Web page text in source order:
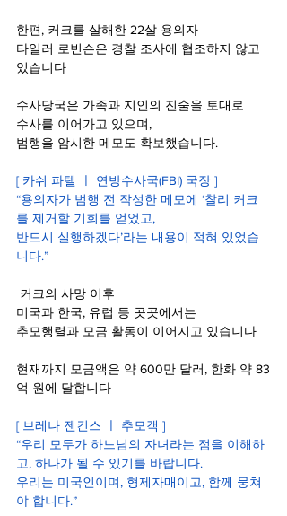
한편, 커크를 살해한 22살 용의자
타일러 로빈슨은 경찰 조사에 협조하지 않고
있습니다
수사당국은 가족과 지인의 진술을 토대로
수사를 이어가고 있으며,
범행을 암시한 메모도 확보했습니다.
[ 카쉬 파텔 ㅣ 연방수사국(FBI) 국장 ]
“용의자가 범행 전 작성한 메모에 ‘찰리 커크
를 제거할 기회를 얻었고,
반드시 실행하겠다’라는 내용이 적혀 있었습
니다.”
커크의 사망 이후
미국과 한국, 유럽 등 곳곳에서는
추모행렬과 모금 활동이 이어지고 있습니다
현재까지 모금액은 약 600만 달러, 한화 약 83
억 원에 달합니다
[ 브레나 젠킨스 ㅣ 추모객 ]
“우리 모두가 하느님의 자녀라는 점을 이해하
고, 하나가 될 수 있기를 바랍니다.
우리는 미국인이며, 형제자매이고, 함께 뭉쳐
야 합니다.”